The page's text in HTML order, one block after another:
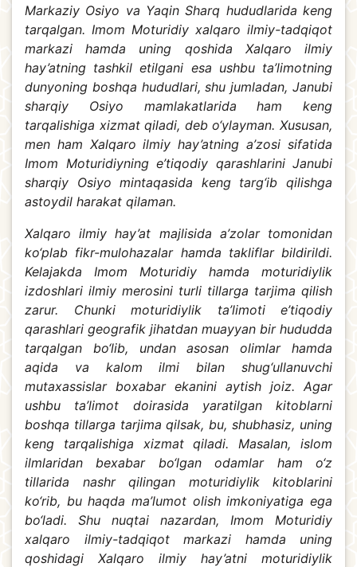
Markaziy Osiyo va Yaqin Sharq hududlarida keng
tarqalgan. Imom Moturidiy xalqaro ilmiy-tadqiqot
markazi hamda uning qoshida Xalqaro ilmiy
hay’atning tashkil etilgani esa ushbu ta’limotning
dunyoning boshqa hududlari, shu jumladan, Janubi
sharqiy Osiyo mamlakatlarida ham keng
tarqalishiga xizmat qiladi, deb o‘ylayman. Xususan,
men ham Xalqaro ilmiy hay’atning a’zosi sifatida
Imom Moturidiyning e’tiqodiy qarashlarini Janubi
sharqiy Osiyo mintaqasida keng targ‘ib qilishga
astoydil harakat qilaman.
Xalqaro ilmiy hay’at majlisida a’zolar tomonidan
ko‘plab fikr-mulohazalar hamda takliflar bildirildi.
Kelajakda Imom Moturidiy hamda moturidiylik
izdoshlari ilmiy merosini turli tillarga tarjima qilish
zarur. Chunki moturidiylik ta’limoti e’tiqodiy
qarashlari geografik jihatdan muayyan bir hududda
tarqalgan bo‘lib, undan asosan olimlar hamda
aqida va kalom ilmi bilan shug‘ullanuvchi
mutaxassislar boxabar ekanini aytish joiz. Agar
ushbu ta’limot doirasida yaratilgan kitoblarni
boshqa tillarga tarjima qilsak, bu, shubhasiz, uning
keng tarqalishiga xizmat qiladi. Masalan, islom
ilmlaridan bexabar bo‘lgan odamlar ham o‘z
tillarida nashr qilingan moturidiylik kitoblarini
ko‘rib, bu haqda ma’lumot olish imkoniyatiga ega
bo‘ladi. Shu nuqtai nazardan, Imom Moturidiy
xalqaro ilmiy-tadqiqot markazi hamda uning
qoshidagi Xalqaro ilmiy hay’atni moturidiylik